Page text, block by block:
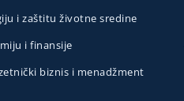
i zaštitu životne sredine
i finansije
biznis i menadžment